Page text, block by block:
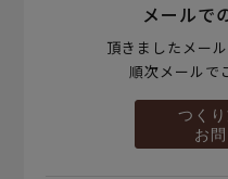
メールで
頂きましたメー
順次メールで
つく
お